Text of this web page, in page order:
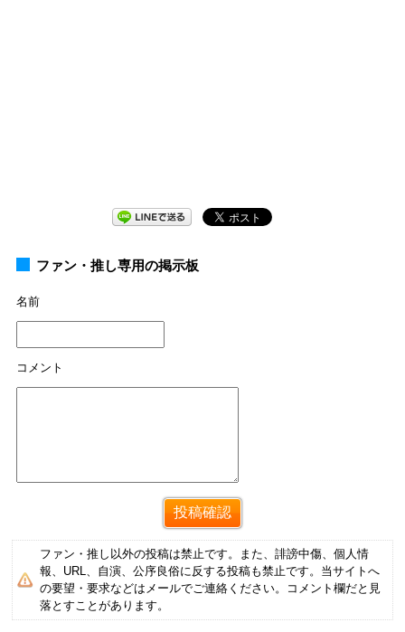
ファン・推し専用の掲示板
名前
コメント
ファン・推し以外の投稿は禁止です。また、誹謗中傷、個人情
報、URL、自演、公序良俗に反する投稿も禁止です。当サイトへ
の要望・要求などはメールでご連絡ください。コメント欄だと見
落とすことがあります。